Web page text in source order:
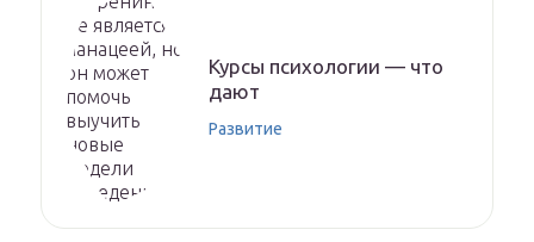
Курсы психологии — что
дают
Развитие